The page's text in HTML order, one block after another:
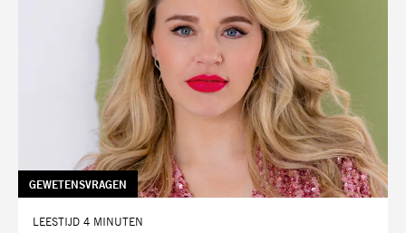
TAG:
GEWETENSVRAGEN
LEESTIJD 4 MINUTEN